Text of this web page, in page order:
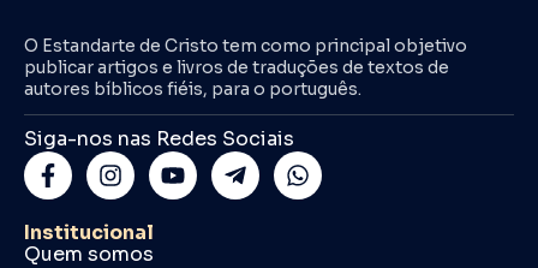
O Estandarte de Cristo tem como principal objetivo
publicar artigos e livros de traduções de textos de
autores bíblicos fiéis, para o português.
Siga-nos nas Redes Sociais
Institucional
Quem somos